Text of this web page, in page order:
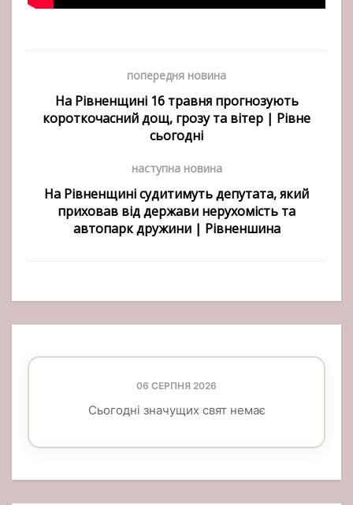
попередня новина
На Рівненщині 16 травня прогнозують
короткочасний дощ, грозу та вітер | Рівне
сьогодні
наступна новина
На Рівненщині судитимуть депутата, який
приховав від держави нерухомість та
автопарк дружини | Рівненшина
06 СЕРПНЯ 2026
Сьогодні значущих свят немає